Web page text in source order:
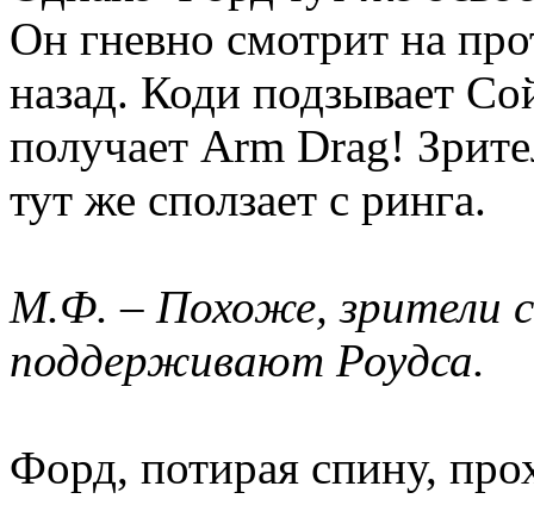
Он гневно смотрит на
назад. Коди подзывает
получает Arm Drag!
тут же сползает с ринга.
М.Ф. – Похоже, зрители
поддерживают Роудса.
Форд, потирая спину,